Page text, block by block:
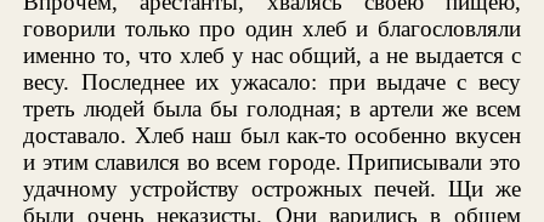
говорили только про один хлеб и благословляли
именно то, что хлеб у нас общий, а не выдается с
весу. Последнее их ужасало: при выдаче с весу
треть людей была бы голодная; в артели же всем
доставало. Хлеб наш был как-то особенно вкусен
и этим славился во всем городе. Приписывали это
удачному устройству острожных печей. Щи же
были очень неказисты. Они варились в общем